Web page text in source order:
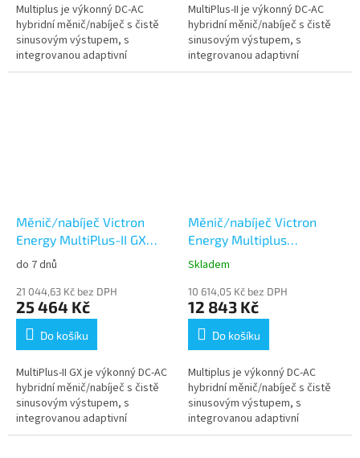
Multiplus je výkonný DC-AC
hybridní měnič/nabíječ s čistě
sinusovým výstupem, s
integrovanou adaptivní
nabíječkou baterií a ultra
MultiPlus-II je výkonný DC-AC
hybridní měnič/nabíječ s čistě
sinusovým výstupem, s
integrovanou adaptivní
nabíječkou baterií a ultra
Měnič/nabíječ Victron
Energy MultiPlus-II GX
24V/3000VA/70A-32A
do 7 dnů
21 044,63 Kč bez DPH
25 464 Kč
Do košíku
MultiPlus-II GX je výkonný DC-AC
hybridní měnič/nabíječ s čistě
sinusovým výstupem, s
integrovanou adaptivní
nabíječkou baterií a ultra
Měnič/nabíječ Victron
Energy Multiplus
48V/1600VA/20A-16A
Skladem
10 614,05 Kč bez DPH
12 843 Kč
Do košíku
Multiplus je výkonný DC-AC
hybridní měnič/nabíječ s čistě
sinusovým výstupem, s
integrovanou adaptivní
nabíječkou baterií a ultra